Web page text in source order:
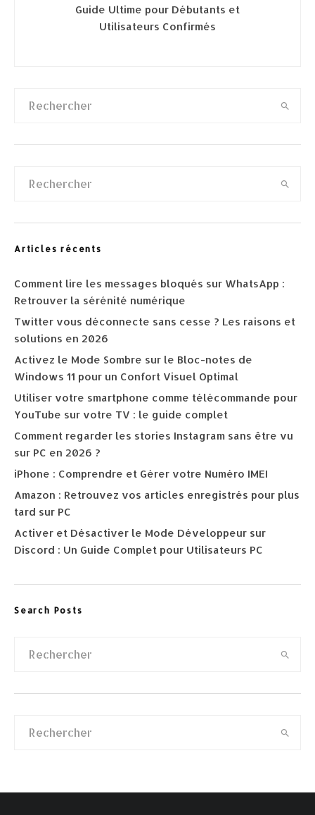
Guide Ultime pour Débutants et
Utilisateurs Confirmés
Articles récents
Comment lire les messages bloqués sur WhatsApp :
Retrouver la sérénité numérique
Twitter vous déconnecte sans cesse ? Les raisons et
solutions en 2026
Activez le Mode Sombre sur le Bloc-notes de
Windows 11 pour un Confort Visuel Optimal
Utiliser votre smartphone comme télécommande pour
YouTube sur votre TV : le guide complet
Comment regarder les stories Instagram sans être vu
sur PC en 2026 ?
iPhone : Comprendre et Gérer votre Numéro IMEI
Amazon : Retrouvez vos articles enregistrés pour plus
tard sur PC
Activer et Désactiver le Mode Développeur sur
Discord : Un Guide Complet pour Utilisateurs PC
Search Posts